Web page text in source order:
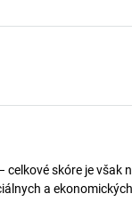
skóre je však
a